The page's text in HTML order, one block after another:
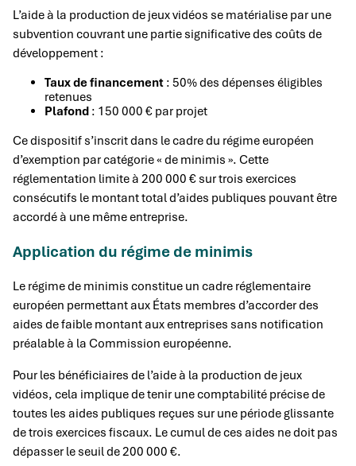
L’aide à la production de jeux vidéos se matérialise par une
subvention couvrant une partie significative des coûts de
développement :
Taux de financement : 50% des dépenses éligibles
retenues
Plafond : 150 000 € par projet
Ce dispositif s’inscrit dans le cadre du régime européen
d’exemption par catégorie « de minimis ». Cette
réglementation limite à 200 000 € sur trois exercices
consécutifs le montant total d’aides publiques pouvant être
accordé à une même entreprise.
Application du régime de minimis
Le régime de minimis constitue un cadre réglementaire
européen permettant aux États membres d’accorder des
aides de faible montant aux entreprises sans notification
préalable à la Commission européenne.
Pour les bénéficiaires de l’aide à la production de jeux
vidéos, cela implique de tenir une comptabilité précise de
toutes les aides publiques reçues sur une période glissante
de trois exercices fiscaux. Le cumul de ces aides ne doit pas
dépasser le seuil de 200 000 €.